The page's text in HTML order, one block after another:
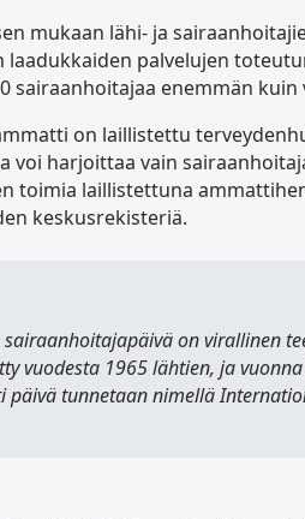
mukaan lähi- ja
palvelujen
sairaanhoitajaa enemmän kuin
on laillistettu
voi harjoittaa vain
toimia laillistettuna
keskusrekisteriä.
sairaanhoitajapäiväon virallinen
vuodesta 1965 lähtien, ja
päivä tunnetaan nimellä